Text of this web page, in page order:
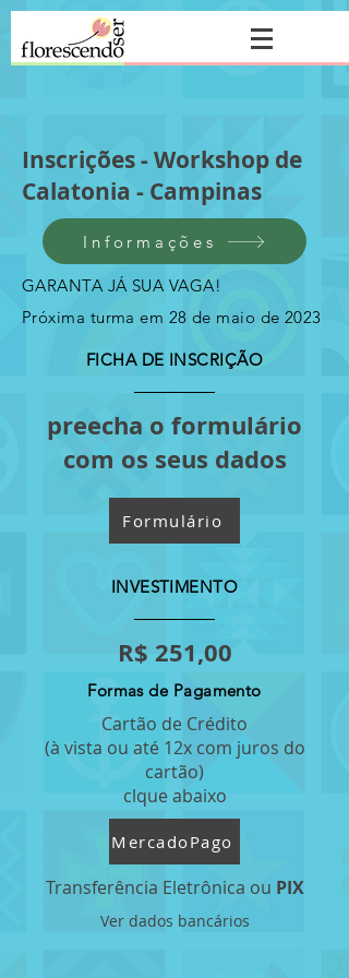
Inscrições - Workshop de
Calatonia - Campinas
Informações
GARANTA JÁ SUA VAGA!
Próxima turma em 28 de maio de 2023
FICHA DE INSCRIÇÃO
preecha o formulário
com os seus dados
Formulário
INVESTIMENTO
R$ 251,00
Formas de Pagamento
Cartão de Crédito
(à vista ou até 12x com juros do
cartão)
clque abaixo
MercadoPago
Transferência Eletrônica ou PIX
Ver dados bancários